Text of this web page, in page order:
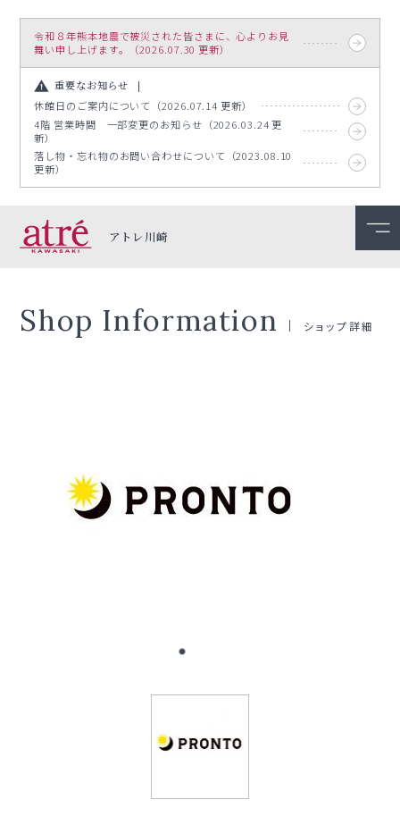
令和８年熊本地震で被災された皆さまに、心よりお見
舞い申し上げます。（2026.07.30 更新）
重要なお知らせ
休館日のご案内について（2026.07.14 更新）
4階 営業時間 一部変更のお知らせ（2026.03.24 更
新）
落し物・忘れ物のお問い合わせについて（2023.08.10
更新）
アトレ川崎
Shop Information ショップ詳細